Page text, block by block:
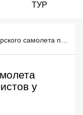
ТУРИЗМ
у